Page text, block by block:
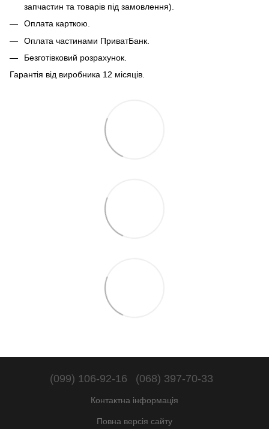
запчастин та товарів під замовлення).
Оплата карткою.
Оплата частинами ПриватБанк.
Безготівковий розрахунок.
Гарантія від виробника 12 місяців.
(099) 106-92-16 (068) 397-70-33
Контактна інформація
Повна версія сайту